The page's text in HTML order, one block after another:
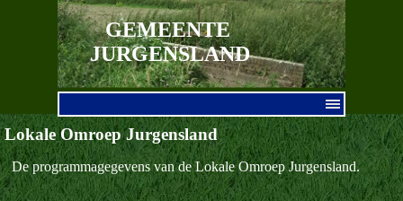
Ga naar de inhoud
GEMEENTE
JURGENSLAND
Lokale Omroep Jurgensland
De programmagegevens van de Lokale Omroep Jurgensland.